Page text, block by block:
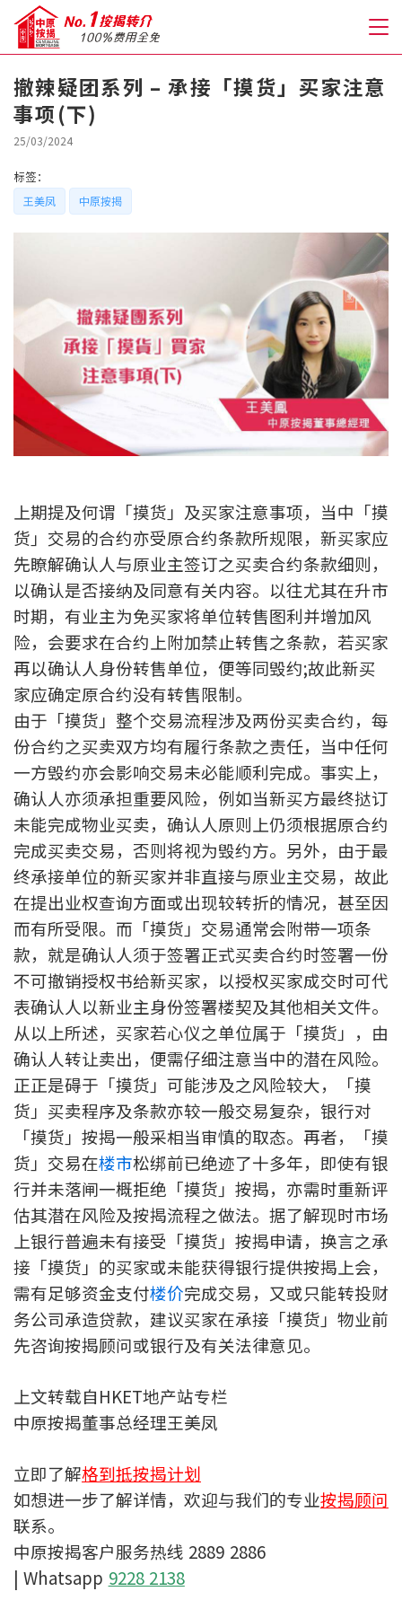
关于我们
人才房贷・开户优惠
私人贷款
优惠礼遇
新盘优越按揭优惠
推荐齐齐友赏
按揭工具
按揭计算
转按计算
置业预算
供款年期计算
工商铺按揭计算
印花税计算
免费物业估价
下载中心
按揭全面睇
新闻/研究
公司动态
按市新闻
统计数据库
按揭快趣智识
按揭智库
楼按专栏
按揭百科
装修·保险优惠
装修设计专栏
火险、家居、宠物保险
保险资讯专栏
撤辣疑团系列 – 承接「摸货」买家注意
事项(下)
25/03/2024
标签：
王美凤 中原按揭
上期提及何谓「摸货」及买家注意事项，当中「摸
货」交易的合约亦受原合约条款所规限，新买家应
先瞭解确认人与原业主签订之买卖合约条款细则，
以确认是否接纳及同意有关内容。以往尤其在升市
时期，有业主为免买家将单位转售图利并增加风
险，会要求在合约上附加禁止转售之条款，若买家
再以确认人身份转售单位，便等同毁约;故此新买
家应确定原合约没有转售限制。
由于「摸货」整个交易流程涉及两份买卖合约，每
份合约之买卖双方均有履行条款之责任，当中任何
一方毁约亦会影响交易未必能顺利完成。事实上，
确认人亦须承担重要风险，例如当新买方最终挞订
未能完成物业买卖，确认人原则上仍须根据原合约
完成买卖交易，否则将视为毁约方。另外，由于最
终承接单位的新买家并非直接与原业主交易，故此
在提出业权查询方面或出现较转折的情况，甚至因
而有所受限。而「摸货」交易通常会附带一项条
款，就是确认人须于签署正式买卖合约时签署一份
不可撤销授权书给新买家，以授权买家成交时可代
表确认人以新业主身份签署楼契及其他相关文件。
从以上所述，买家若心仪之单位属于「摸货」，由
确认人转让卖出，便需仔细注意当中的潜在风险。
正正是碍于「摸货」可能涉及之风险较大，「摸
货」买卖程序及条款亦较一般交易复杂，银行对
「摸货」按揭一般采相当审慎的取态。再者，「摸
货」交易在楼市松绑前已绝迹了十多年，即使有银
行并未落闸一概拒绝「摸货」按揭，亦需时重新评
估其潜在风险及按揭流程之做法。据了解现时市场
上银行普遍未有接受「摸货」按揭申请，换言之承
接「摸货」的买家或未能获得银行提供按揭上会，
需有足够资金支付楼价完成交易，又或只能转投财
务公司承造贷款，建议买家在承接「摸货」物业前
先咨询按揭顾问或银行及有关法律意见。
上文转载自HKET地产站专栏
中原按揭董事总经理王美凤
立即了解格到抵按揭计划
如想进一步了解详情，欢迎与我们的专业按揭顾问
联系。
中原按揭客户服务热线 2889 2886
| Whatsapp 9228 2138